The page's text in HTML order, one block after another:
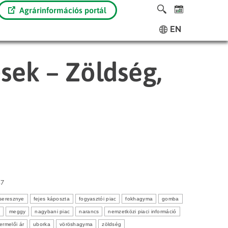
Agrárinformációs portál
EN
– Zöldség,
fejes káposzta fogyasztói piac fokhagyma gomba
meggy nagybani piac narancs nemzetközi piaci információ
ár uborka vöröshagyma zöldség